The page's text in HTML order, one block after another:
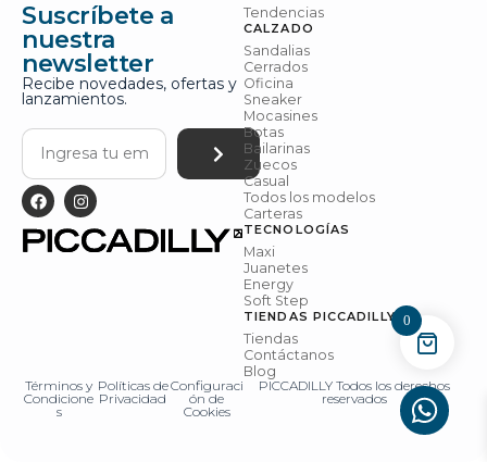
Suscríbete a
nuestra
newsletter
Recibe novedades, ofertas y
lanzamientos.
Tendencias
CALZADO
Sandalias
Cerrados
Oficina
Sneaker
Mocasines
Botas
Bailarinas
Zuecos
Casual
Todos los modelos
Carteras
TECNOLOGÍAS
Maxi
Juanetes
Energy
Soft Step
TIENDAS PICCADILLY
Tiendas
Contáctanos
Blog
PICCADILLY Todos los derechos
reservados
Términos y
Condicione
s
Políticas de
Privacidad
Configuraci
ón de
Cookies
0